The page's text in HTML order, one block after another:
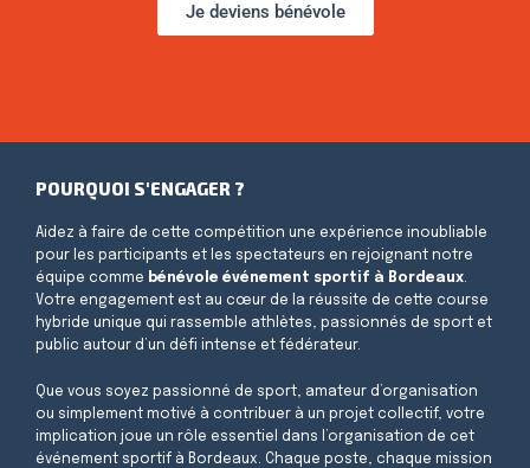
Je deviens bénévole
POURQUOI S'ENGAGER ?
Aidez à faire de cette compétition une expérience inoubliable
pour les participants et les spectateurs en rejoignant notre
équipe comme bénévole événement sportif à Bordeaux.
Votre engagement est au cœur de la réussite de cette course
hybride unique qui rassemble athlètes, passionnés de sport et
public autour d’un défi intense et fédérateur.
Que vous soyez passionné de sport, amateur d’organisation
ou simplement motivé à contribuer à un projet collectif, votre
implication joue un rôle essentiel dans l’organisation de cet
événement sportif à Bordeaux. Chaque poste, chaque mission